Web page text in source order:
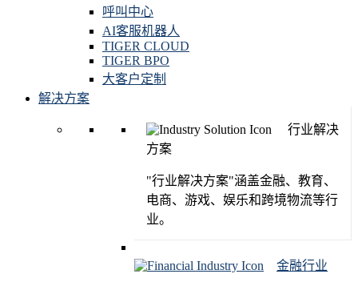
呼叫中心
AI客服机器人
TIGER CLOUD
TIGER BPO
大客户定制
解决方案
行业解决
方案
"行业解决方案"涵盖金融、教育、
电商、游戏、娱乐和跨境物流等行
业。
金融行业